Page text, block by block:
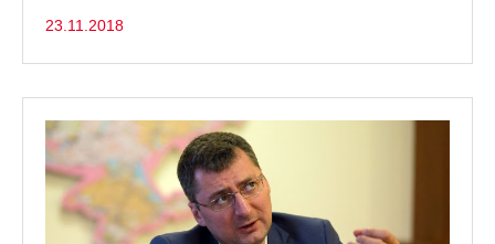
23.11.2018